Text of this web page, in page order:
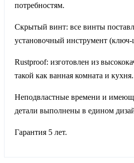
потребностям.
Скрытый винт: все винты
установочный инструмент
Rustproof: изготовлен из
такой как ванная комната и кухня.
Неподвластные времени и
детали выполнены в едином
Гарантия 5 лет.